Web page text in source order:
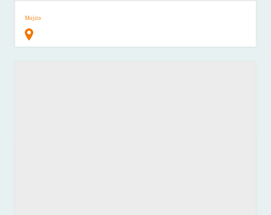
Mojito